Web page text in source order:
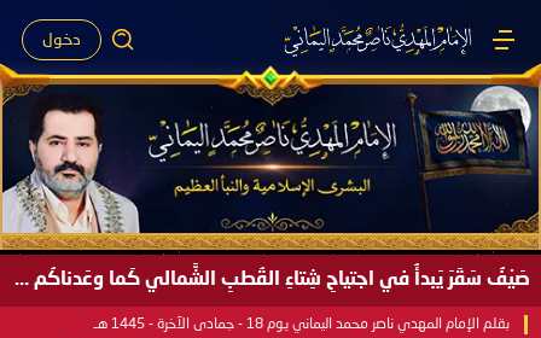
دخول
صَيْفُ سَقَرَ يَبدأُ في اجتياحِ شِتاءِ القُطبِ الشَّمالي كَما وعَدناكُم بالحقِّ لعَامِكم هذا (1445 هـ) ..
بقلم الإمام المهدي ناصر محمد اليماني يوم 18 - جمادى الآخرة - 1445 هـ